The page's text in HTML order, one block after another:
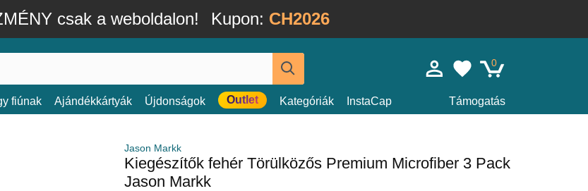
csak a weboldalon! Kupon: CH2026
0
fiúnak Ajándékkártyák Újdonságok Outlet Kategóriák InstaCap Támogatás
Jason Markk
Kiegészítők fehér Törülközős Premium Microfiber 3 Pack
Jason Markk